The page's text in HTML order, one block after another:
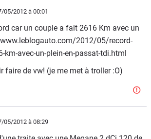
05/2012 à 00:01
car un couple a fait 2616 Km avec un
2012/05/record-
km-avec-un-plein-en-passat-tdi.html
faire de vw! (je me met à troller :O)
05/2012 à 08:29